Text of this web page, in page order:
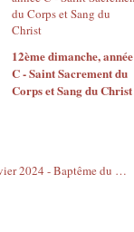
12ème dimanche, année
C - Saint Sacrement du
Corps et Sang du Christ
Prière universelle - 8 janvier 2024 - Baptême du Seigneur